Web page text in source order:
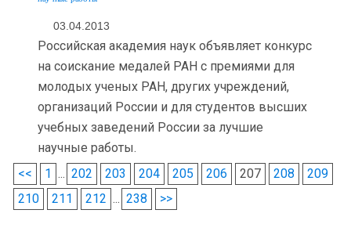
03.04.2013
Российская академия наук объявляет конкурс
на соискание медалей РАН с премиями для
молодых ученых РАН, других учреждений,
организаций России и для студентов высших
учеб­ных заведений России за лучшие
научные работы.
<<
1 ... 202 203 204 205 206 207 208
209
210
211 212 ... 238 >>